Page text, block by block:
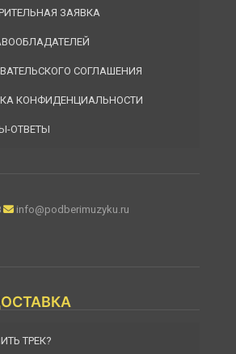
ЗАЯВКА
СОГЛАШЕНИЯ
КОНФИДЕНЦИАЛЬНОСТИ
ОТВЕТЫ
info@podberimuzyku.ru
ТРЕК?